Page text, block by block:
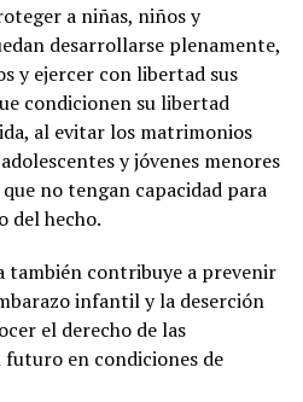
a niñas, niños y
desarrollarse plenamente,
y ejercer con libertad sus
condicionen su libertad
al evitar los matrimonios
y jóvenes menores
no tengan capacidad para
del hecho.
también contribuye a prevenir
infantil y la deserción
el derecho de las
en condiciones de